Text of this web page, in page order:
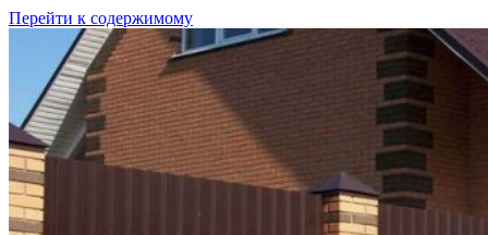
Перейти к содержимому